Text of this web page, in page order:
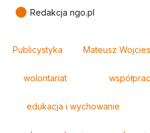
● Redakcja ngo.pl
Publicystyka Mateusz
wolontariat
edukacja i wychowanie